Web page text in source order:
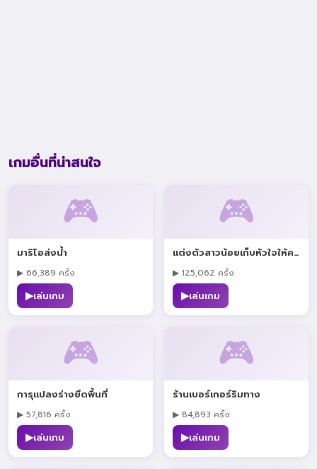
เกมอื่นที่น่าสนใจ
🎮
มาริโอส่งน้ำ
▶ 66,389 ครั้ง
▶เล่นเกม
🎮
แต่งตัวสาวน้อยเก็บหัวใจให้คนข้างบ้าน
▶ 125,062 ครั้ง
▶เล่นเกม
🎮
การุแปลงร่างยึดพื้นที่
▶ 57,816 ครั้ง
▶เล่นเกม
🎮
ร้านเบอร์เกอร์ริมทาง
▶ 84,893 ครั้ง
▶เล่นเกม